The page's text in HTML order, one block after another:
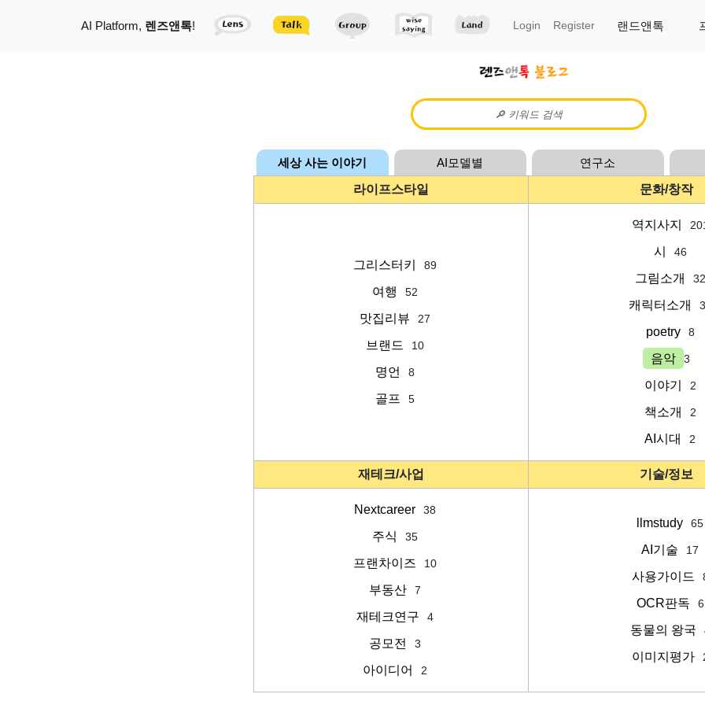
AI Platform, 렌즈앤톡! Login Register 랜드앤톡
세상 사는 이야기 AI모델별 연구소
라이프스타일
문화/창작
그리스터키 89
여행 52
맛집리뷰 27
브랜드 10
명언 8
골프 5
역지사지
시 46
그림소개 32
캐릭터소개
poetry 8
음악 3
이야기 2
책소개 2
AI시대 2
재테크/사업 기술/정보
Nextcareer 38
주식 35
프랜차이즈 10
부동산 7
재테크연구 4
공모전 3
아이디어 2
llmstudy 65
AI기술 17
사용가이드
OCR판독 6
동물의 왕국
이미지평가